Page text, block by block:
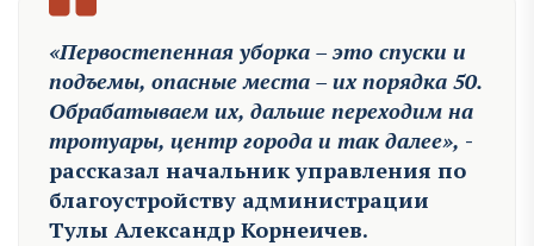
«Первостепенная уборка – это спуски и
подъемы, опасные места – их порядка 50.
Обрабатываем их, дальше переходим на
тротуары, центр города и так далее», -
рассказал начальник управления по
благоустройству администрации
Тулы Александр Корнеичев.